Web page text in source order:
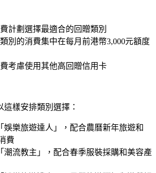
計劃選擇最適合的回贈類別
別的消費集中在每月前港幣3,000元額度
考慮使用其他高回贈信用卡
樣安排類別選擇：
娛樂旅遊達人」，配合農曆新年旅遊和
費
潮流教主」，配合春季服裝採購和美容產